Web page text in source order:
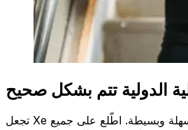
الدولية تتم بشكل صحيح
تجعل Xe التحويلات المالية الدولية سهلة وبسيطة. اطّلع على جميع